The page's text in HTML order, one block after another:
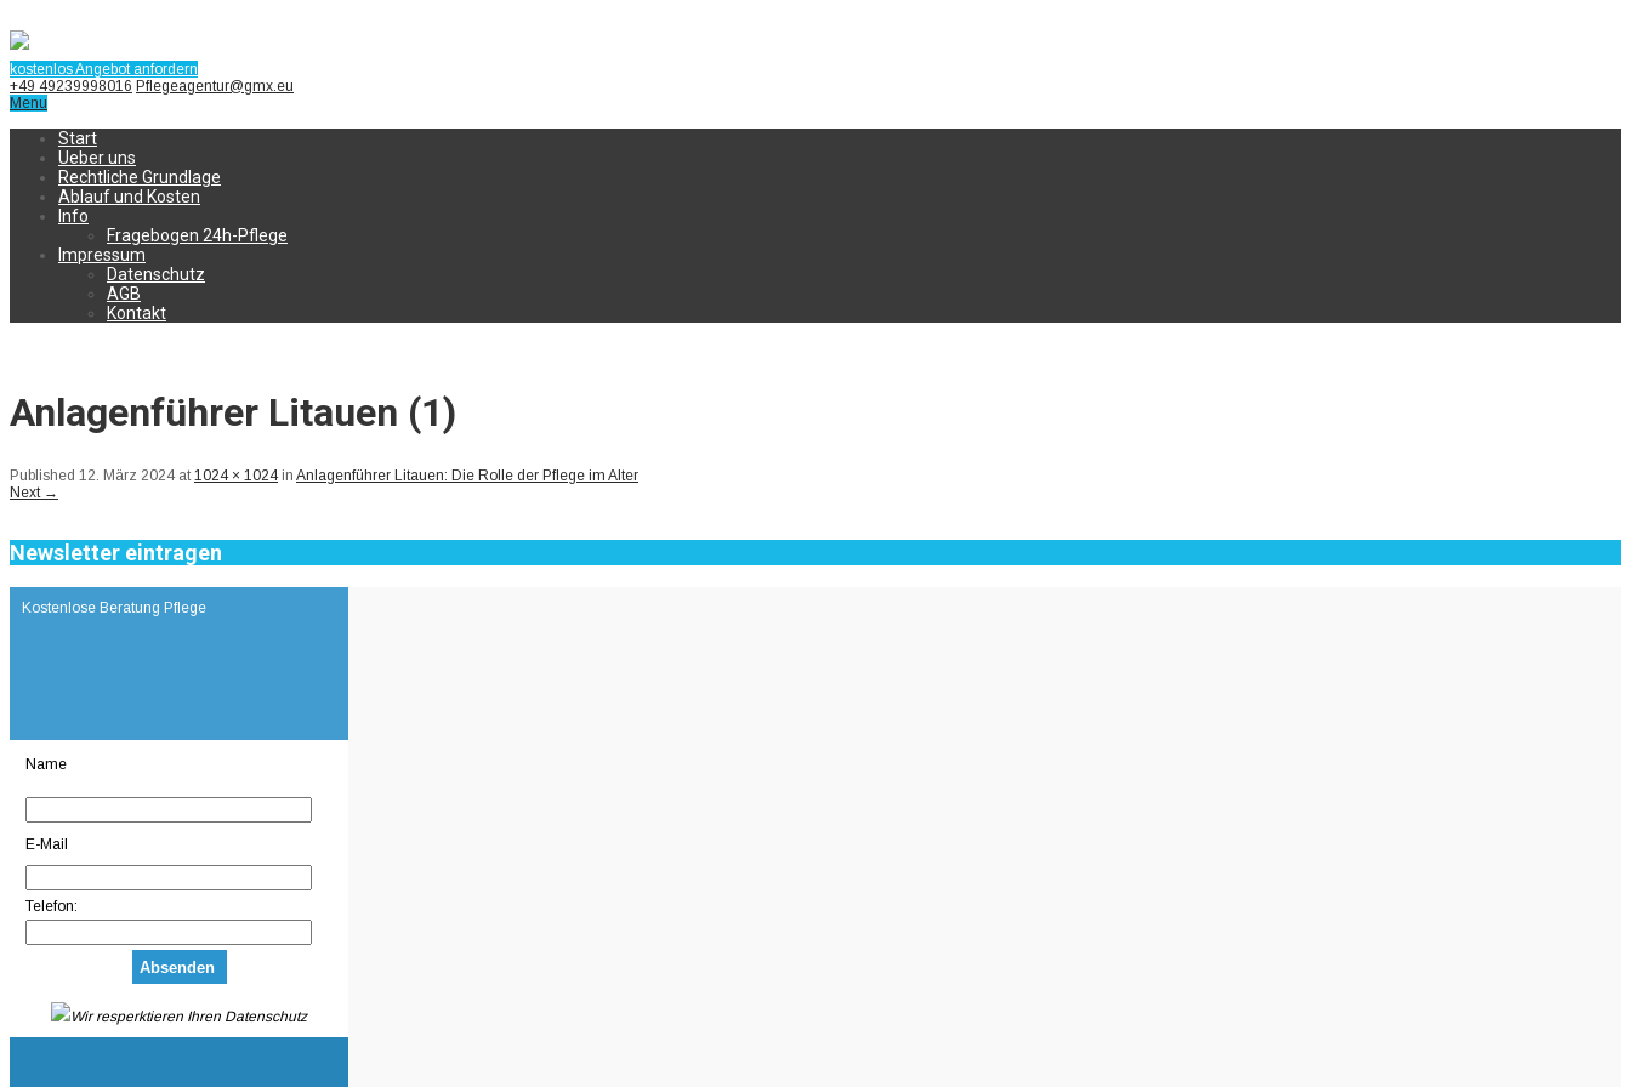
kostenlos Angebot anfordern
+49 49239998016 Pflegeagentur@gmx.eu
Menu
Start
Ueber uns
Rechtliche Grundlage
Ablauf und Kosten
Info
Fragebogen 24h-Pflege
Impressum
Datenschutz
AGB
Kontakt
Anlagenführer Litauen (1)
Published 12. März 2024 at1024 × 1024in Anlagenführer Litauen: Die Rolle der Pflege im Alter
Next →
Newsletter eintragen
Kostenlose Beratung Pflege
Name
E-Mail
Telefon:
Wir resperktieren Ihren Datenschutz